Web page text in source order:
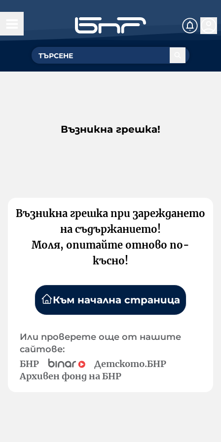
Възникна грешка!
Възникна грешка при зареждането
на съдържанието!
Моля, опитайте отново по-
късно!
Към начална страница
Или проверете още от нашите
сайтове:
БНР
Детското.БНР
Архивен фонд на БНР